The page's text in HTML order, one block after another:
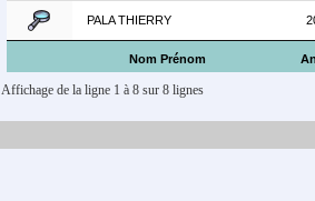
Nom Prénom
PALA THIERRY
Affichage de la ligne 1 à 8 sur 8 lignes